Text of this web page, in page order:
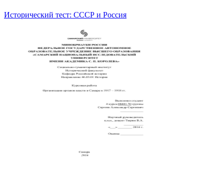
Исторический тест: СССР и Россия